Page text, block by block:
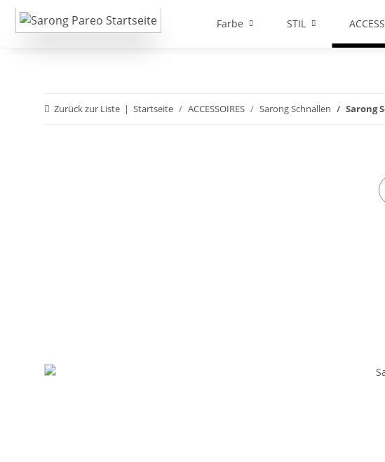
Farbe STIL
Zurück zur Liste Startseite ACCESSOIRES Sarong Schnallen Sarong